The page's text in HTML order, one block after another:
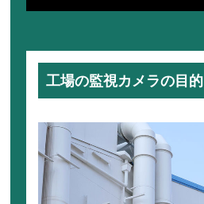
工場の監視カメラの目的